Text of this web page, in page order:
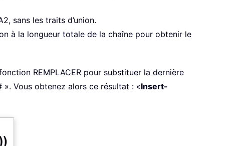
sans les traits d’union.
à la longueur totale de la chaîne pour obtenir le
REMPLACER pour substituer la dernière
Vous obtenez alors ce résultat : «Insert-